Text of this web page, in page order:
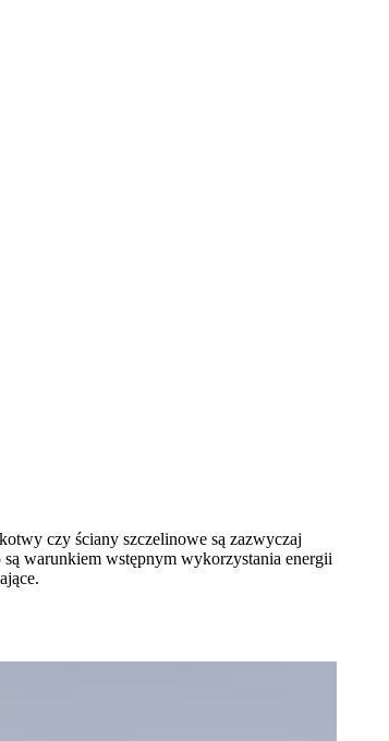
czy ściany szczelinowe są zazwyczaj
warunkiem wstępnym wykorzystania energii